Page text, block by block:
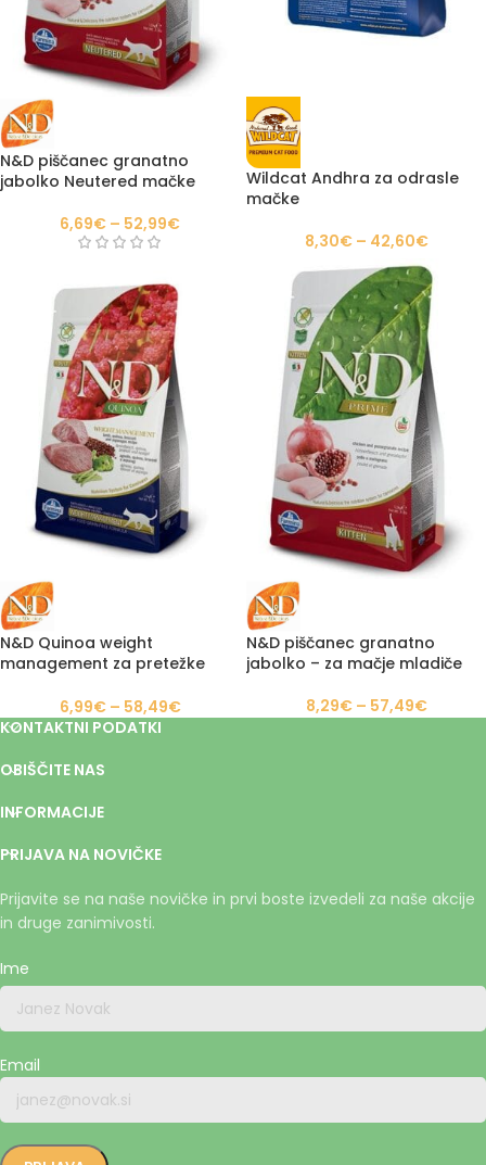
N&D piščanec granatno
jabolko Neutered mačke
6,69€ – 52,99€
Wildcat Andhra za odrasle
mačke
8,30€ – 42,60€
N&D Quinoa weight
management za pretežke
6,99€ – 58,49€
N&D piščanec granatno
jabolko – za mačje mladiče
8,29€ – 57,49€
KONTAKTNI PODATKI
OBIŠČITE NAS
INFORMACIJE
PRIJAVA NA NOVIČKE
Prijavite se na naše novičke in prvi boste izvedeli za naše akcije
in druge zanimivosti.
Ime
Email